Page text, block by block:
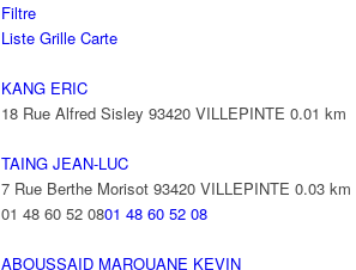
ABBES SARAH
Filtre
Liste Grille Carte
KANG ERIC
18 Rue Alfred Sisley 93420 VILLEPINTE 0.01 km
TAING JEAN-LUC
7 Rue Berthe Morisot 93420 VILLEPINTE 0.03 km
01 48 60 52 0801 48 60 52 08
ABOUSSAID MAROUANE KEVIN